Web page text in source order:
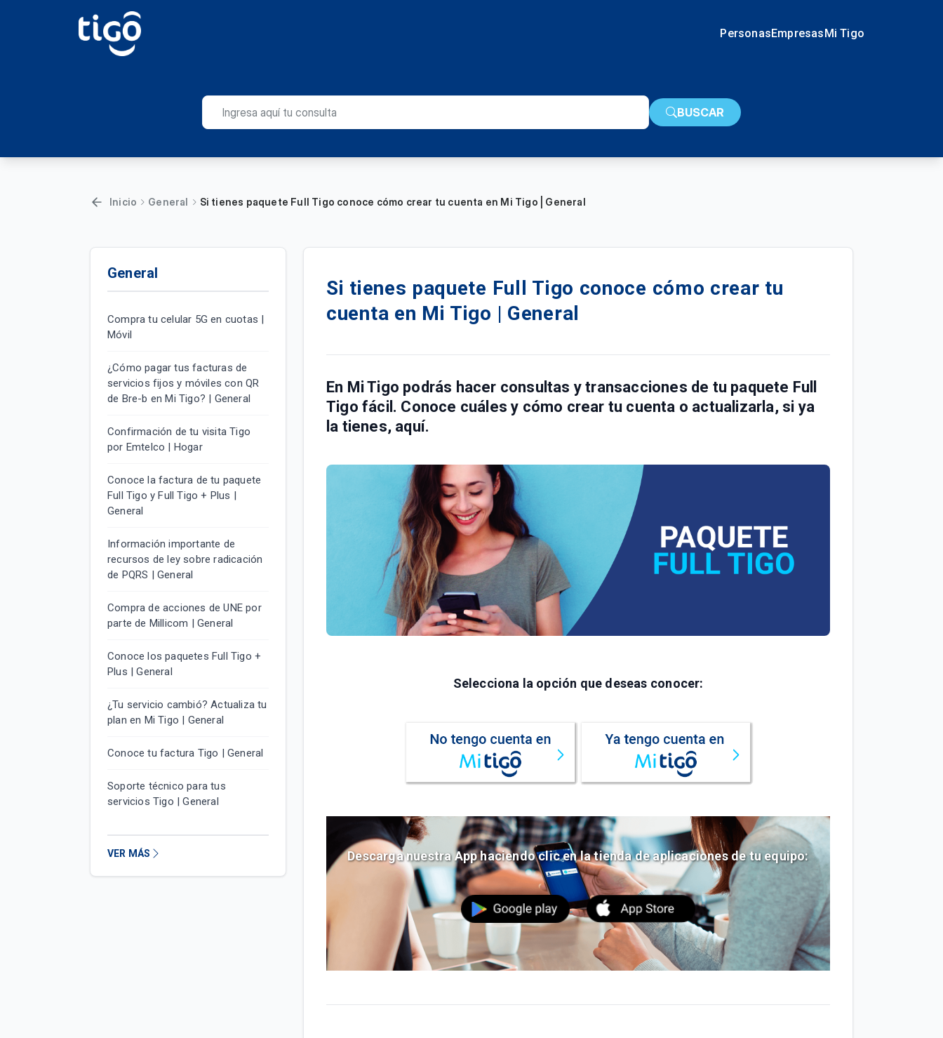
PersonasEmpresasMi Tigo
BUSCAR
Inicio General Si tienes paquete Full Tigo conoce cómo crear tu cuenta en Mi Tigo | General
General
Compra tu celular 5G en cuotas |
Móvil
¿Cómo pagar tus facturas de
servicios fijos y móviles con QR
de Bre-b en Mi Tigo? | General
Confirmación de tu visita Tigo
por Emtelco | Hogar
Conoce la factura de tu paquete
Full Tigo y Full Tigo + Plus |
General
Información importante de
recursos de ley sobre radicación
de PQRS | General
Compra de acciones de UNE por
parte de Millicom | General
Conoce los paquetes Full Tigo +
Plus | General
¿Tu servicio cambió? Actualiza tu
plan en Mi Tigo | General
Conoce tu factura Tigo | General
Soporte técnico para tus
servicios Tigo | General
VER MÁS
Si tienes paquete Full Tigo conoce cómo crear tu
cuenta en Mi Tigo | General
En Mi Tigo podrás hacer consultas y transacciones de tu paquete Full
Tigo fácil. Conoce cuáles y cómo crear tu cuenta o actualizarla, si ya
la tienes, aquí.
Selecciona la opción que deseas conocer:
Descarga nuestra App haciendo clic en la tienda de aplicaciones de tu equipo: